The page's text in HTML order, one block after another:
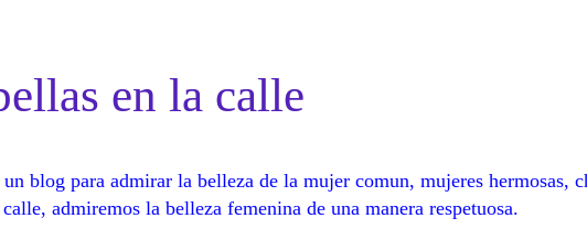
en la calle
blog para admirar la belleza de la mujer comun, mujeres hermosas,
admiremos la belleza femenina de una manera respetuosa.